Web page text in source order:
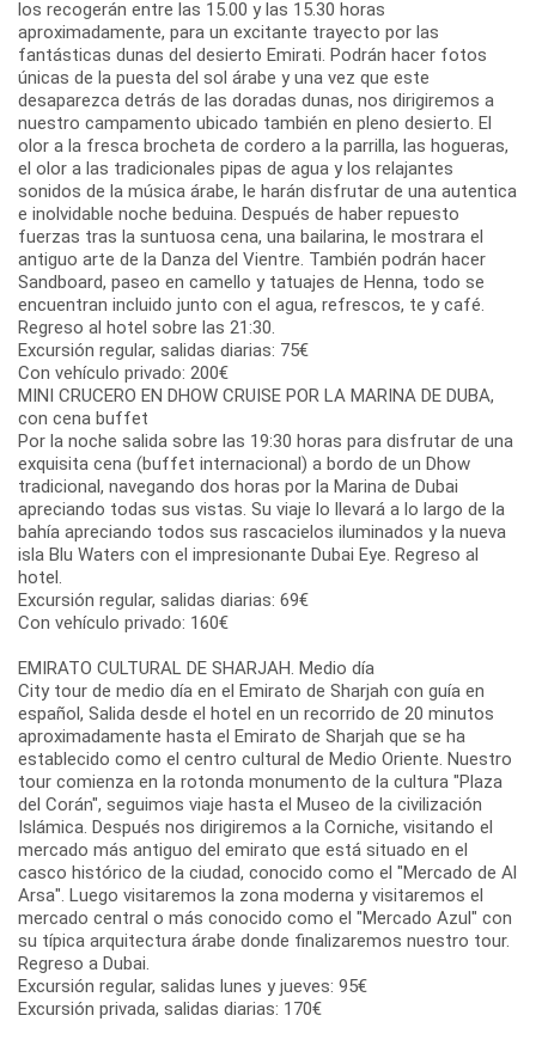
los recogerán entre las 15.00 y las 15.30 horas
aproximadamente, para un excitante trayecto por las
fantásticas dunas del desierto Emirati. Podrán hacer fotos
únicas de la puesta del sol árabe y una vez que este
desaparezca detrás de las doradas dunas, nos dirigiremos a
nuestro campamento ubicado también en pleno desierto. El
olor a la fresca brocheta de cordero a la parrilla, las hogueras,
el olor a las tradicionales pipas de agua y los relajantes
sonidos de la música árabe, le harán disfrutar de una autentica
e inolvidable noche beduina. Después de haber repuesto
fuerzas tras la suntuosa cena, una bailarina, le mostrara el
antiguo arte de la Danza del Vientre. También podrán hacer
Sandboard, paseo en camello y tatuajes de Henna, todo se
encuentran incluido junto con el agua, refrescos, te y café.
Regreso al hotel sobre las 21:30.
Excursión regular, salidas diarias: 75€
Con vehículo privado: 200€
MINI CRUCERO EN DHOW CRUISE POR LA MARINA DE DUBA,
con cena buffet
Por la noche salida sobre las 19:30 horas para disfrutar de una
exquisita cena (buffet internacional) a bordo de un Dhow
tradicional, navegando dos horas por la Marina de Dubai
apreciando todas sus vistas. Su viaje lo llevará a lo largo de la
bahía apreciando todos sus rascacielos iluminados y la nueva
isla Blu Waters con el impresionante Dubai Eye. Regreso al
hotel.
Excursión regular, salidas diarias: 69€
Con vehículo privado: 160€
EMIRATO CULTURAL DE SHARJAH. Medio día
City tour de medio día en el Emirato de Sharjah con guía en
español, Salida desde el hotel en un recorrido de 20 minutos
aproximadamente hasta el Emirato de Sharjah que se ha
establecido como el centro cultural de Medio Oriente. Nuestro
tour comienza en la rotonda monumento de la cultura "Plaza
del Corán", seguimos viaje hasta el Museo de la civilización
Islámica. Después nos dirigiremos a la Corniche, visitando el
mercado más antiguo del emirato que está situado en el
casco histórico de la ciudad, conocido como el "Mercado de Al
Arsa". Luego visitaremos la zona moderna y visitaremos el
mercado central o más conocido como el "Mercado Azul" con
su típica arquitectura árabe donde finalizaremos nuestro tour.
Regreso a Dubai.
Excursión regular, salidas lunes y jueves: 95€
Excursión privada, salidas diarias: 170€